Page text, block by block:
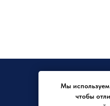
Заявка на отсрочку
Мы
чтобы